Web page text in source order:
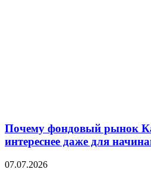
Почему фондовый рынок
интереснее даже для
07.07.2026